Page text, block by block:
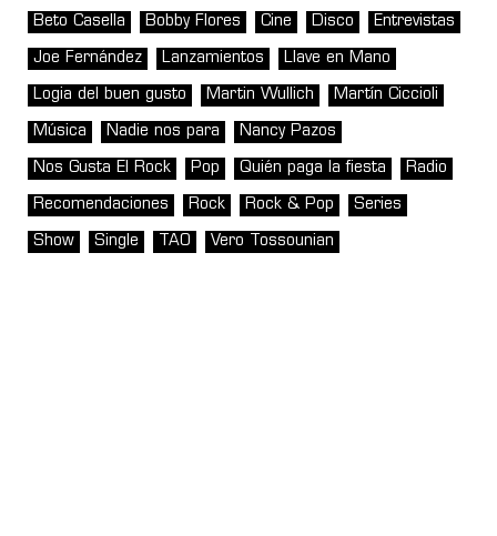
Beto Casella Bobby Flores Cine Disco Entrevistas
Joe Fernández Lanzamientos Llave en Mano
Logia del buen gusto Martin Wullich Martín Ciccioli
Música Nadie nos para Nancy Pazos
Nos Gusta El Rock Pop Quién paga la fiesta Radio
Recomendaciones Rock Rock & Pop Series
Show Single TAO Vero Tossounian